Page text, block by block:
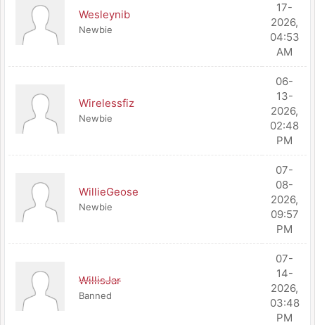
Wesleynib
Newbie
17-
2026,
04:53
AM
Wirelessfiz
Newbie
06-
13-
2026,
02:48
PM
WillieGeose
Newbie
07-
08-
2026,
09:57
PM
WillisJar
Banned
07-
14-
2026,
03:48
PM